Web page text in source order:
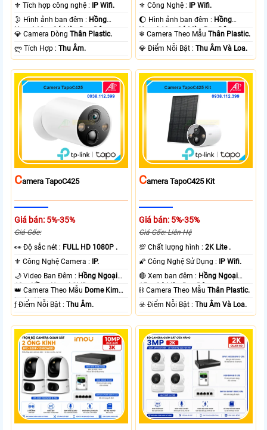
⚜️ Tích hợp công nghệ : IP Wifi.
🌛 Hình ảnh ban đêm : Hồng
Ngoại 10m Có Màu Ban Ðêm.
💎 Camera DòngThân Plastic.
️ლ Tích Hợp :Thu Âm.
⚜️ Công Nghệ : IP Wifi.
🌔 Hình ảnh ban đêm : Hồng
Ngoại 10m Có Màu Ban Ðêm.
❄ Camera Theo MẫuThân Plastic.
️💎 Điểm Nỗi Bật :Thu Âm Và Loa.
CAmera TapoC425
Giá bán: 5%-35%
Giá Gốc:
️👀 Độ sắc nét : FULL HD 1080P .
⚜️ Công Nghệ Camera : IP.
🌙 Video Ban Đêm : Hồng Ngoại
10m Hồng Ngoại SMD.
👑 Camera Theo Mẫu Dome Kim
loại + Nhựa.
️ƒ Điểm Nỗi Bật :Thu Âm.
CAmera TapoC425 Kit
Giá bán: 5%-35%
Giá Gốc: Liên Hệ
💯 Chất lượng hình :2K Lite .
🌠 Công Nghệ Sử Dụng : IP Wifi.
🔴 Xem ban đêm : Hồng Ngoại
15m Có Màu Ban Ðêm.
⛓ Camera Theo MẫuThân Plastic.
️☣️ Điểm Nỗi Bật :Thu Âm Và Loa.